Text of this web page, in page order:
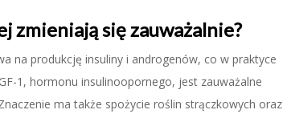
zmieniają się zauważalnie?
na produkcję insuliny i androgenów, co w praktyce
1, hormonu insulinoopornego, jest zauważalne
ma także spożycie roślin strączkowych oraz